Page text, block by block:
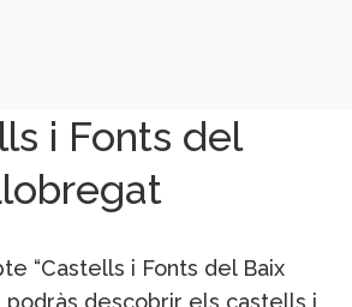
i Fonts del
“Castells i Fonts del Baix
podràs descobrir els castells i